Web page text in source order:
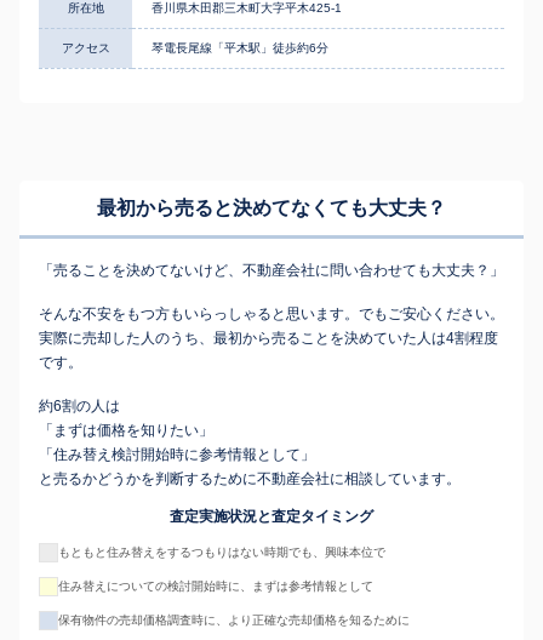
所在地 香川県木田郡三木町大字平木425-1
アクセス 琴電長尾線「平木駅」徒歩約6分
最初から売ると決めてなくても大丈夫？
「売ることを決めてないけど、不動産会社に問い合わせても大丈夫？」
そんな不安をもつ方もいらっしゃると思います。でもご安心ください。
実際に売却した人のうち、最初から売ることを決めていた人は4割程度
です。
約6割の人は
「まずは価格を知りたい」
「住み替え検討開始時に参考情報として」
と売るかどうかを判断するために不動産会社に相談しています。
査定実施状況と査定タイミング
もともと住み替えをするつもりはない時期でも、興味本位で
住み替えについての検討開始時に、まずは参考情報として
保有物件の売却価格調査時に、より正確な売却価格を知るために